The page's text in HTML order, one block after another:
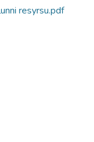
resyrsu.pdf